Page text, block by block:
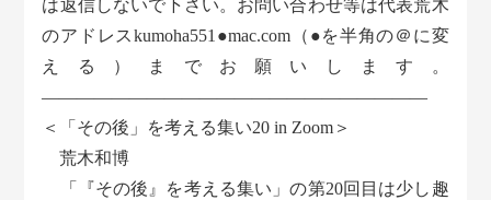
は返信しないで下さい。お問い合わせ等は代表荒木
のアドレスkumoha551●mac.com（●を半角の＠に変
える）までお願いします。
——————————————————————
＜「その後」を考える集い20 in Zoom＞
荒木和博
「『その後』を考える集い」の第20回目は少し趣